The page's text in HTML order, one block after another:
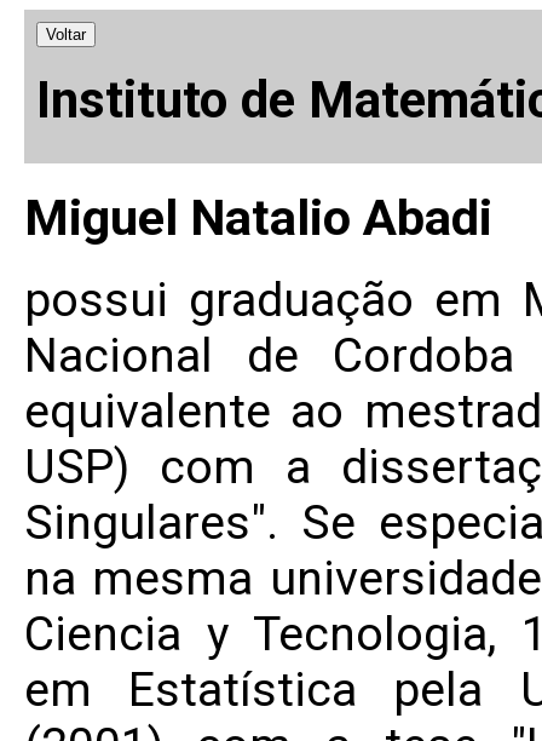
Voltar
Instituto de
Miguel Natalio Abadi
possui graduação em
Nacional de
equivalente ao
USP) com a
Singulares". Se
na mesma
Ciencia y Tecnologia,
em Estatística pela